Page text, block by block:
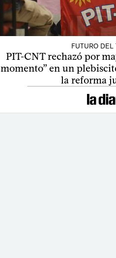
FUTURO DEL
PIT-CNT rechazó por
momento” en un
la reforma